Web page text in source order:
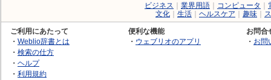
ビジネス 業界用語 コンピュータ
文化
生活 ヘルスケア 趣味
ご利用にあたって
・ Weblio辞書とは
・ 検索の仕方
・ ヘルプ
・ 利用規約
便利な機能
・ ウェブリオのアプリ
お問合
・ お問